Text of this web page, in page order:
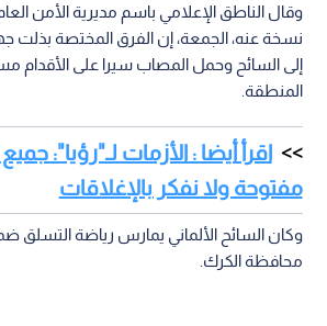
وقال الناطق الإعلامي باسم مديرية الأمن
نسخة عنه، الجمعة، إن الفرق المختصة بذلت
المنطقة.
اقرأ أيضا : الأزمات لـ"رؤيا": جميع
مفتوحة ولا نفكر بالإغلاقات
وكان السائح الألماني يمارس رياضة
محافظة الكرك.